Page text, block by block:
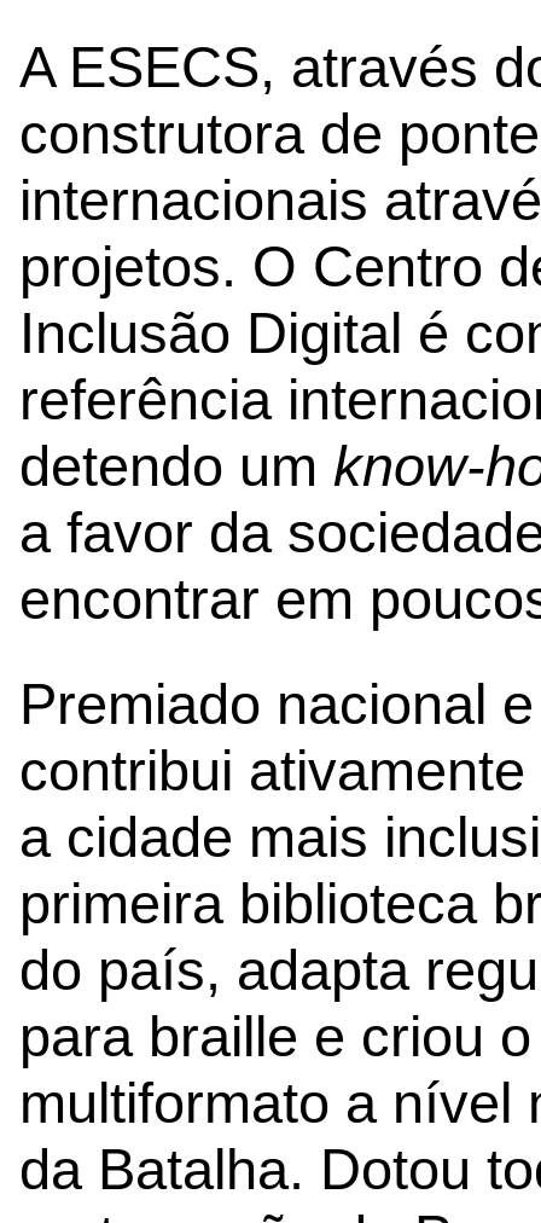
A ESECS, através
construtora de
internacionais
projetos. O Centro
Inclusão Digital é
referência
detendo um know-
a favor da
encontrar em
Premiado nacional
contribui
a cidade mais
primeira biblioteca
do país, adapta
para braille e criou
multiformato a nível
da Batalha. Dotou